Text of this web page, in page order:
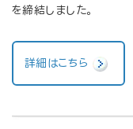
を締結しました。
詳細はこちら